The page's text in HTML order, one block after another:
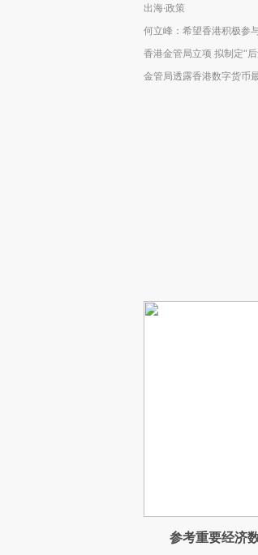
出海·政策
何立峰：希望香港积极参
香港金管局立项 拟制定“
金管局透露香港数字货币
参考重要经济